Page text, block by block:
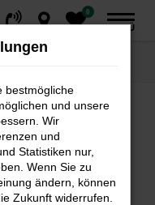
0
MENÜ
helfen können:
bestmögliche
und unsere
Wir
und
Statistiken nur,
Wenn Sie zu
ändern, können
Zukunft widerrufen.